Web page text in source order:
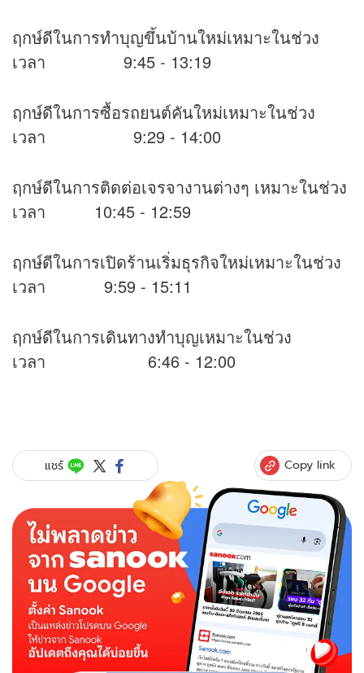
ฤกษ์ดีในการทำบุญขึ้นบ้านใหม่เหมาะในช่วง
เวลา 9:45 - 13:19
ฤกษ์ดีในการซื้อรถยนต์คันใหม่เหมาะในช่วง
เวลา 9:29 - 14:00
ฤกษ์ดีในการติดต่อเจรจางานต่างๆ เหมาะในช่วง
เวลา 10:45 - 12:59
ฤกษ์ดีในการเปิดร้านเริ่มธุรกิจใหม่เหมาะในช่วง
เวลา 9:59 - 15:11
ฤกษ์ดีในการเดินทางทำบุญเหมาะในช่วง
เวลา 6:46 - 12:00
แชร์ Copy link